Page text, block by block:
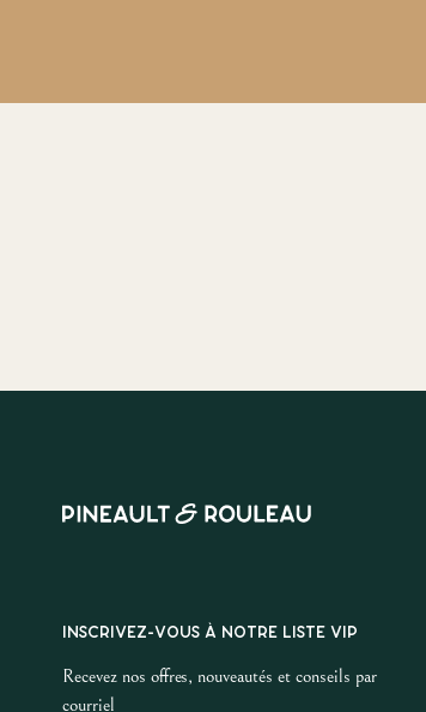
INSCRIVEZ-VOUS À NOTRE LISTE VIP
Recevez nos offres, nouveautés et conseils par
courriel